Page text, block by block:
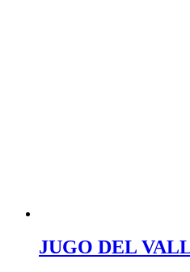
JUGO DEL